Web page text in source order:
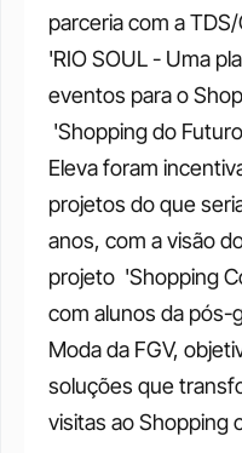
parceria com a
'RIO SOUL - Uma
eventos para o
'Shopping do
Eleva foram
projetos do que
anos, com a visão
projeto  'Shopping
com alunos da pós-
Moda da FGV,
soluções que
visitas ao Shopping